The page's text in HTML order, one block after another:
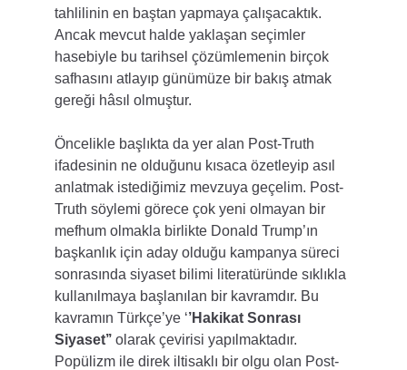
tahlilinin en baştan yapmaya çalışacaktık.
Ancak mevcut halde yaklaşan seçimler
hasebiyle bu tarihsel çözümlemenin birçok
safhasını atlayıp günümüze bir bakış atmak
gereği hâsıl olmuştur.
Öncelikle başlıkta da yer alan Post-Truth
ifadesinin ne olduğunu kısaca özetleyip asıl
anlatmak istediğimiz mevzuya geçelim. Post-
Truth söylemi görece çok yeni olmayan bir
mefhum olmakla birlikte Donald Trump’ın
başkanlık için aday olduğu kampanya süreci
sonrasında siyaset bilimi literatüründe sıklıkla
kullanılmaya başlanılan bir kavramdır. Bu
kavramın Türkçe’ye ‘’Hakikat Sonrası
Siyaset’’ olarak çevirisi yapılmaktadır.
Popülizm ile direk iltisaklı bir olgu olan Post-